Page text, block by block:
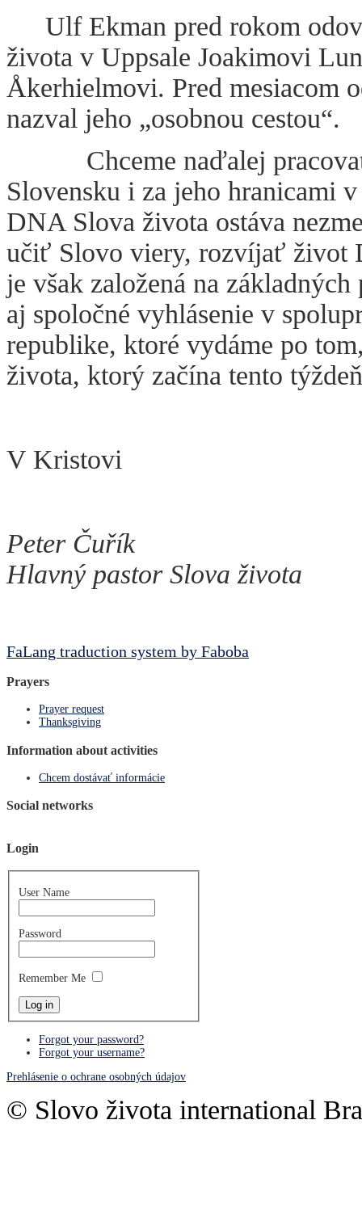
Ulf Ekman pred rokom
života v Uppsale Joakimovi
Åkerhielmovi. Pred mesiacom
nazval jeho „osobnou cestou“.
Chceme naďalej pracovať
Slovensku i za jeho hranicami
DNA Slova života ostáva
učiť Slovo viery, rozvíjať život
je však založená na
aj spoločné vyhlásenie v
republike, ktoré vydáme po
života, ktorý začína tento
V Kristovi
Peter Čuřík
Hlavný pastor Slova života
FaLang traduction system by Faboba
Prayers
Prayer request
Thanksgiving
Information about activities
Chcem dostávať informácie
Social networks
Login
User Name
Password
Remember Me
Forgot your password?
Forgot your username?
Prehlásenie o ochrane osobných údajov
© Slovo života international